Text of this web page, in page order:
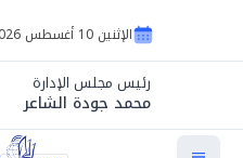
الإثنين 10 أغسطس 2026
رئيس مجلس الإدارة
محمد جودة الشاعر